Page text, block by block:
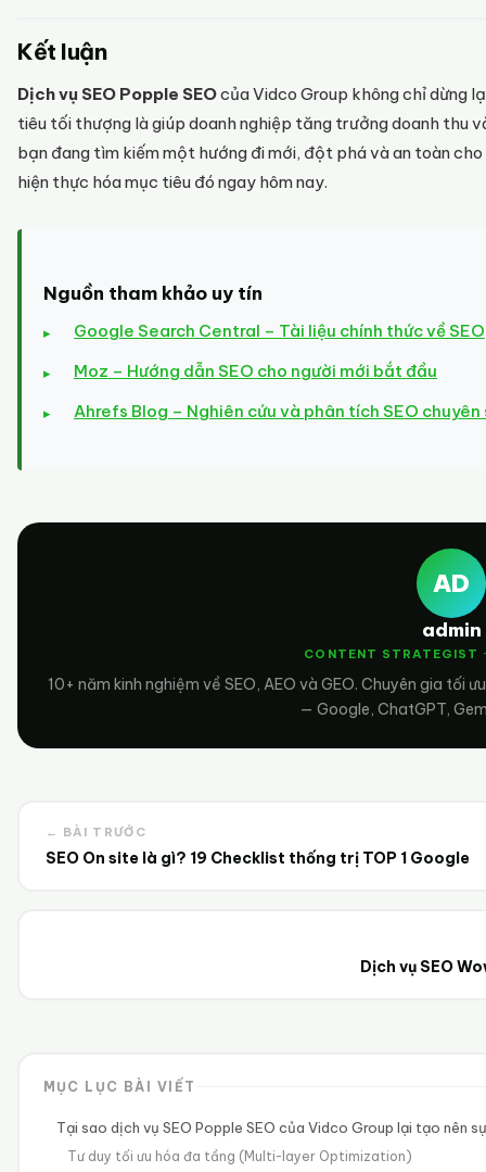
Kết luận
Dịch vụ SEO Popple SEOcủa Vidco Group không chỉ dừng
tiêu tối thượng là giúp doanh nghiệp tăng trưởng doanh thu
bạn đang tìm kiếm một hướng đi mới, đột phá và an toàn
hiện thực hóa mục tiêu đó ngay hôm nay.
Nguồn tham khảo uy tín
Google Search Central – Tài liệu chính thức về SEO
Moz – Hướng dẫn SEO cho người mới bắt đầu
Ahrefs Blog – Nghiên cứu và phân tích SEO chuyên
AD
admin
CONTENT STRATEGIST
10+ năm kinh nghiệm về SEO, AEO và GEO. Chuyên gia
— Google, ChatGPT,
← BÀI TRƯỚC
SEO On site là gì? 19 Checklist thống trị TOP 1 Google
Dịch vụ SEO
MỤC LỤC BÀI VIẾT
Tại sao dịch vụ SEO Popple SEO của Vidco Group lại tạo nên
Tư duy tối ưu hóa đa tầng (Multi-layer Optimization)